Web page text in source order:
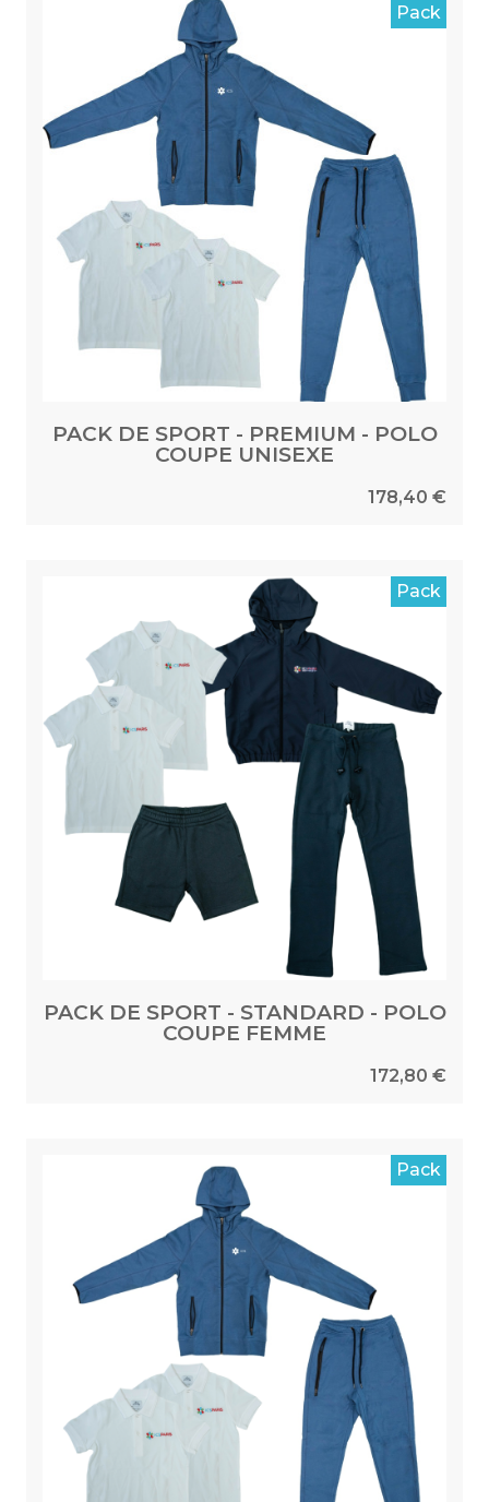
Pack
PACK DE SPORT - PREMIUM - POLO
COUPE UNISEXE
178,40 €
Pack
PACK DE SPORT - STANDARD - POLO
COUPE FEMME
172,80 €
Pack